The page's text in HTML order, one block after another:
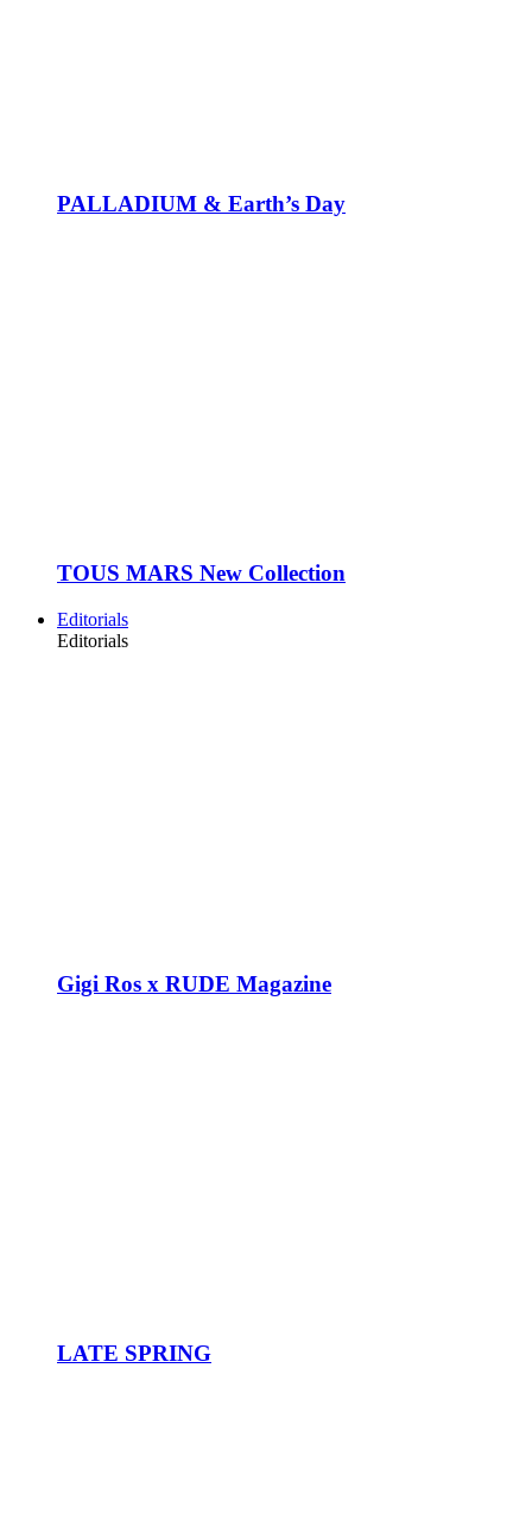
PALLADIUM & Earth’s Day
TOUS MARS New Collection
Editorials
Editorials
Gigi Ros x RUDE Magazine
LATE SPRING